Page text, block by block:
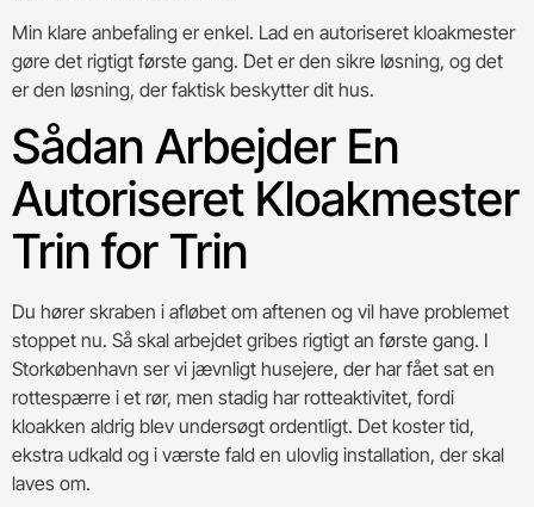
Min klare anbefaling er enkel. Lad en autoriseret kloakmester
gøre det rigtigt første gang. Det er den sikre løsning, og det
er den løsning, der faktisk beskytter dit hus.
Sådan Arbejder En
Autoriseret Kloakmester
Trin for Trin
Du hører skraben i afløbet om aftenen og vil have problemet
stoppet nu. Så skal arbejdet gribes rigtigt an første gang. I
Storkøbenhavn ser vi jævnligt husejere, der har fået sat en
rottespærre i et rør, men stadig har rotteaktivitet, fordi
kloakken aldrig blev undersøgt ordentligt. Det koster tid,
ekstra udkald og i værste fald en ulovlig installation, der skal
laves om.